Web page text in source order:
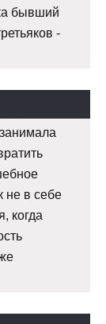
бывший
-
не в себе
когда